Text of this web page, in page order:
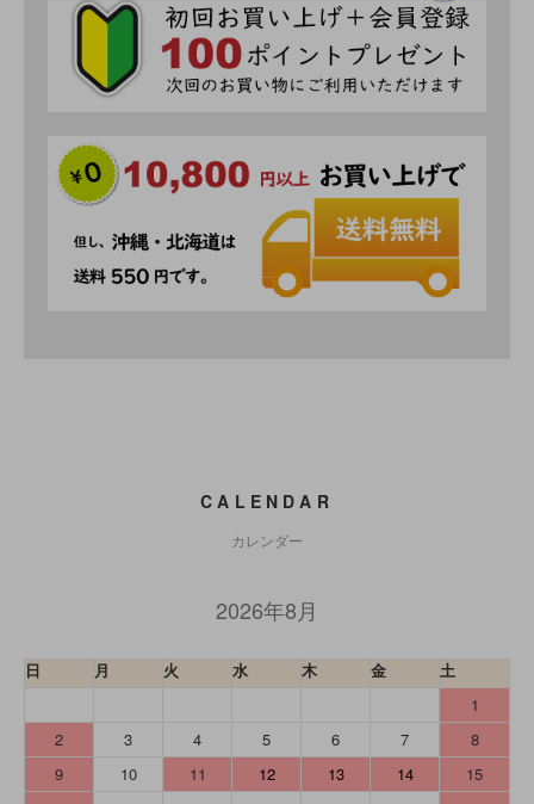
CALENDAR
カレンダー
2026年8月
日 月 火 水 木 金
土
1
2
3 4 5 6 7
8
9
10 11 12 13 14
15